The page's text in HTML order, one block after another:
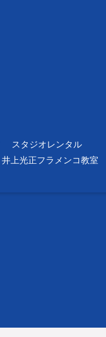
スタジオレンタル
井上光正フラメンコ教室